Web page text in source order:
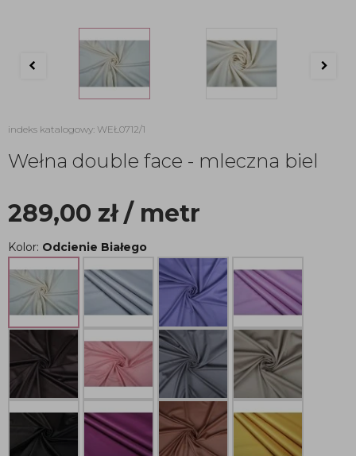
indeks katalogowy: WEŁ0712/1
Wełna double face - mleczna biel
289,00 zł/ metr
Kolor: Odcienie Białego